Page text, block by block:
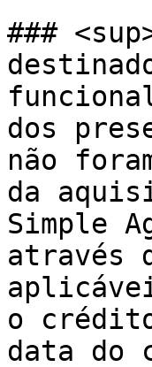
###
dos
não
da
Simple
através
o
data do